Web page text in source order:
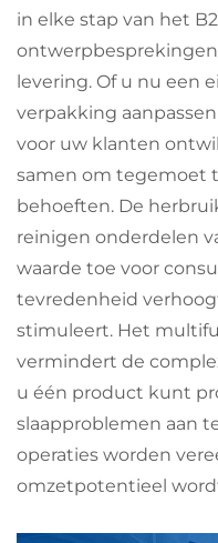
in elke stap van het
levering. Of u nu een
verpakking
voor uw klanten
samen om tegemoet
behoeften. De
reinigen onderdelen
waarde toe voor
tevredenheid
stimuleert. Het
vermindert de
u één product kunt
slaapproblemen aan
operaties worden
omzetpotentieel